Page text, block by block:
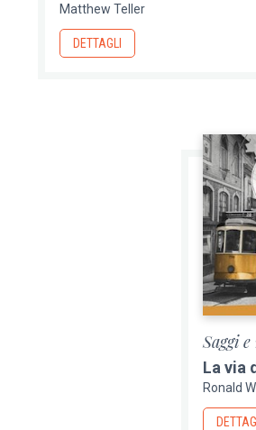
Matthew Teller
DETTAGLI
Saggi
La via
Ronald